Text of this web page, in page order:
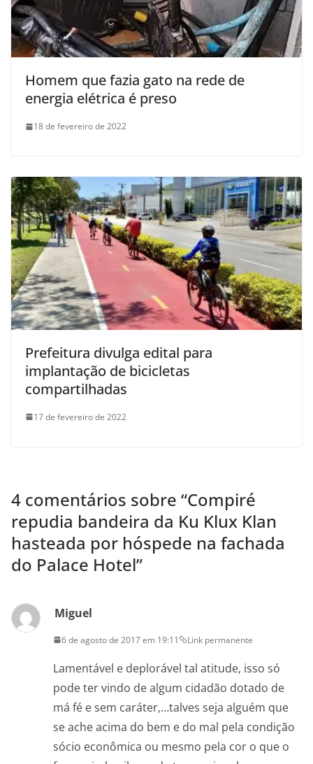
Homem que fazia gato na rede de
energia elétrica é preso
18 de fevereiro de 2022
Prefeitura divulga edital para
implantação de bicicletas
compartilhadas
17 de fevereiro de 2022
4 comentários sobre “Compiré
repudia bandeira da Ku Klux Klan
hasteada por hóspede na fachada
do Palace Hotel”
Miguel
6 de agosto de 2017 em 19:11 Link permanente
Lamentável e deplorável tal atitude, isso só
pode ter vindo de algum cidadão dotado de
má fé e sem caráter,…talves seja alguém que
se ache acima do bem e do mal pela condição
sócio econômica ou mesmo pela cor o que o